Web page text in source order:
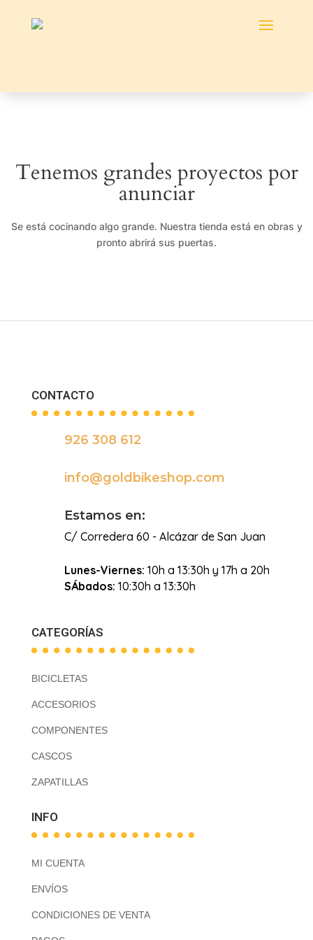
Tenemos grandes proyectos por
anunciar
Se está cocinando algo grande. Nuestra tienda está en obras y
pronto abrirá sus puertas.
CONTACTO
926 308 612
info@goldbikeshop.com
Estamos en:
C/ Corredera 60 - Alcázar de San Juan
Lunes-Viernes: 10h a 13:30h y 17h a 20h
SÁbados: 10:30h a 13:30h
CATEGORÍAS
BICICLETAS
ACCESORIOS
COMPONENTES
CASCOS
ZAPATILLAS
INFO
MI CUENTA
ENVÍOS
CONDICIONES DE VENTA